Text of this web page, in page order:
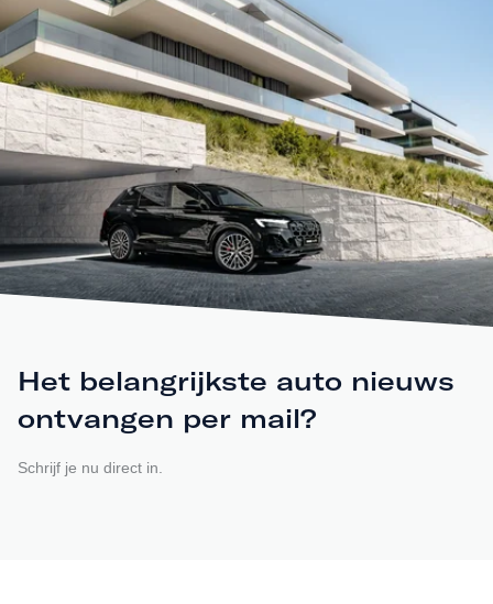
Het belangrijkste auto nieuws
ontvangen per mail?
Schrijf je nu direct in.